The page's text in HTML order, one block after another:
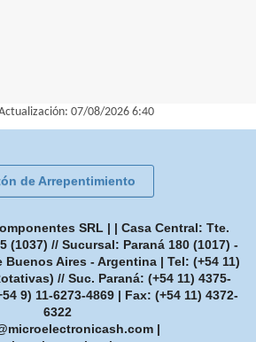
07/08/2026 6:40
de Arrepentimiento
SRL | | Casa Central: Tte.
(1037) // Sucursal: Paraná 180 (1017) -
Buenos Aires - Argentina | Tel: (+54 11)
// Suc. Paraná: (+54 11) 4375-
9) 11-6273-4869| Fax: (+54 11) 4372-
6322
|